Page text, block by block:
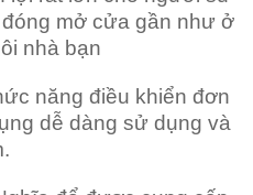
mở cửa gần như ở
nhà bạn
năng điều khiển đơn
dễ dàng sử dụng và